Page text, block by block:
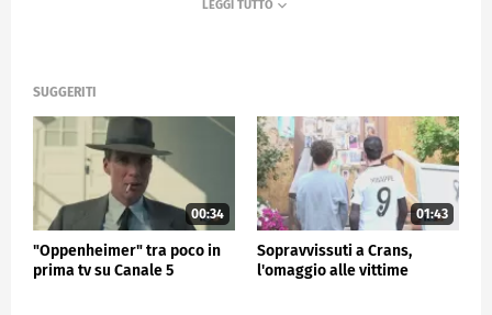
SUGGERITI
00:34
"Oppenheimer" tra poco in
prima tv su Canale 5
01:43
Sopravvissuti a Crans,
l'omaggio alle vittime